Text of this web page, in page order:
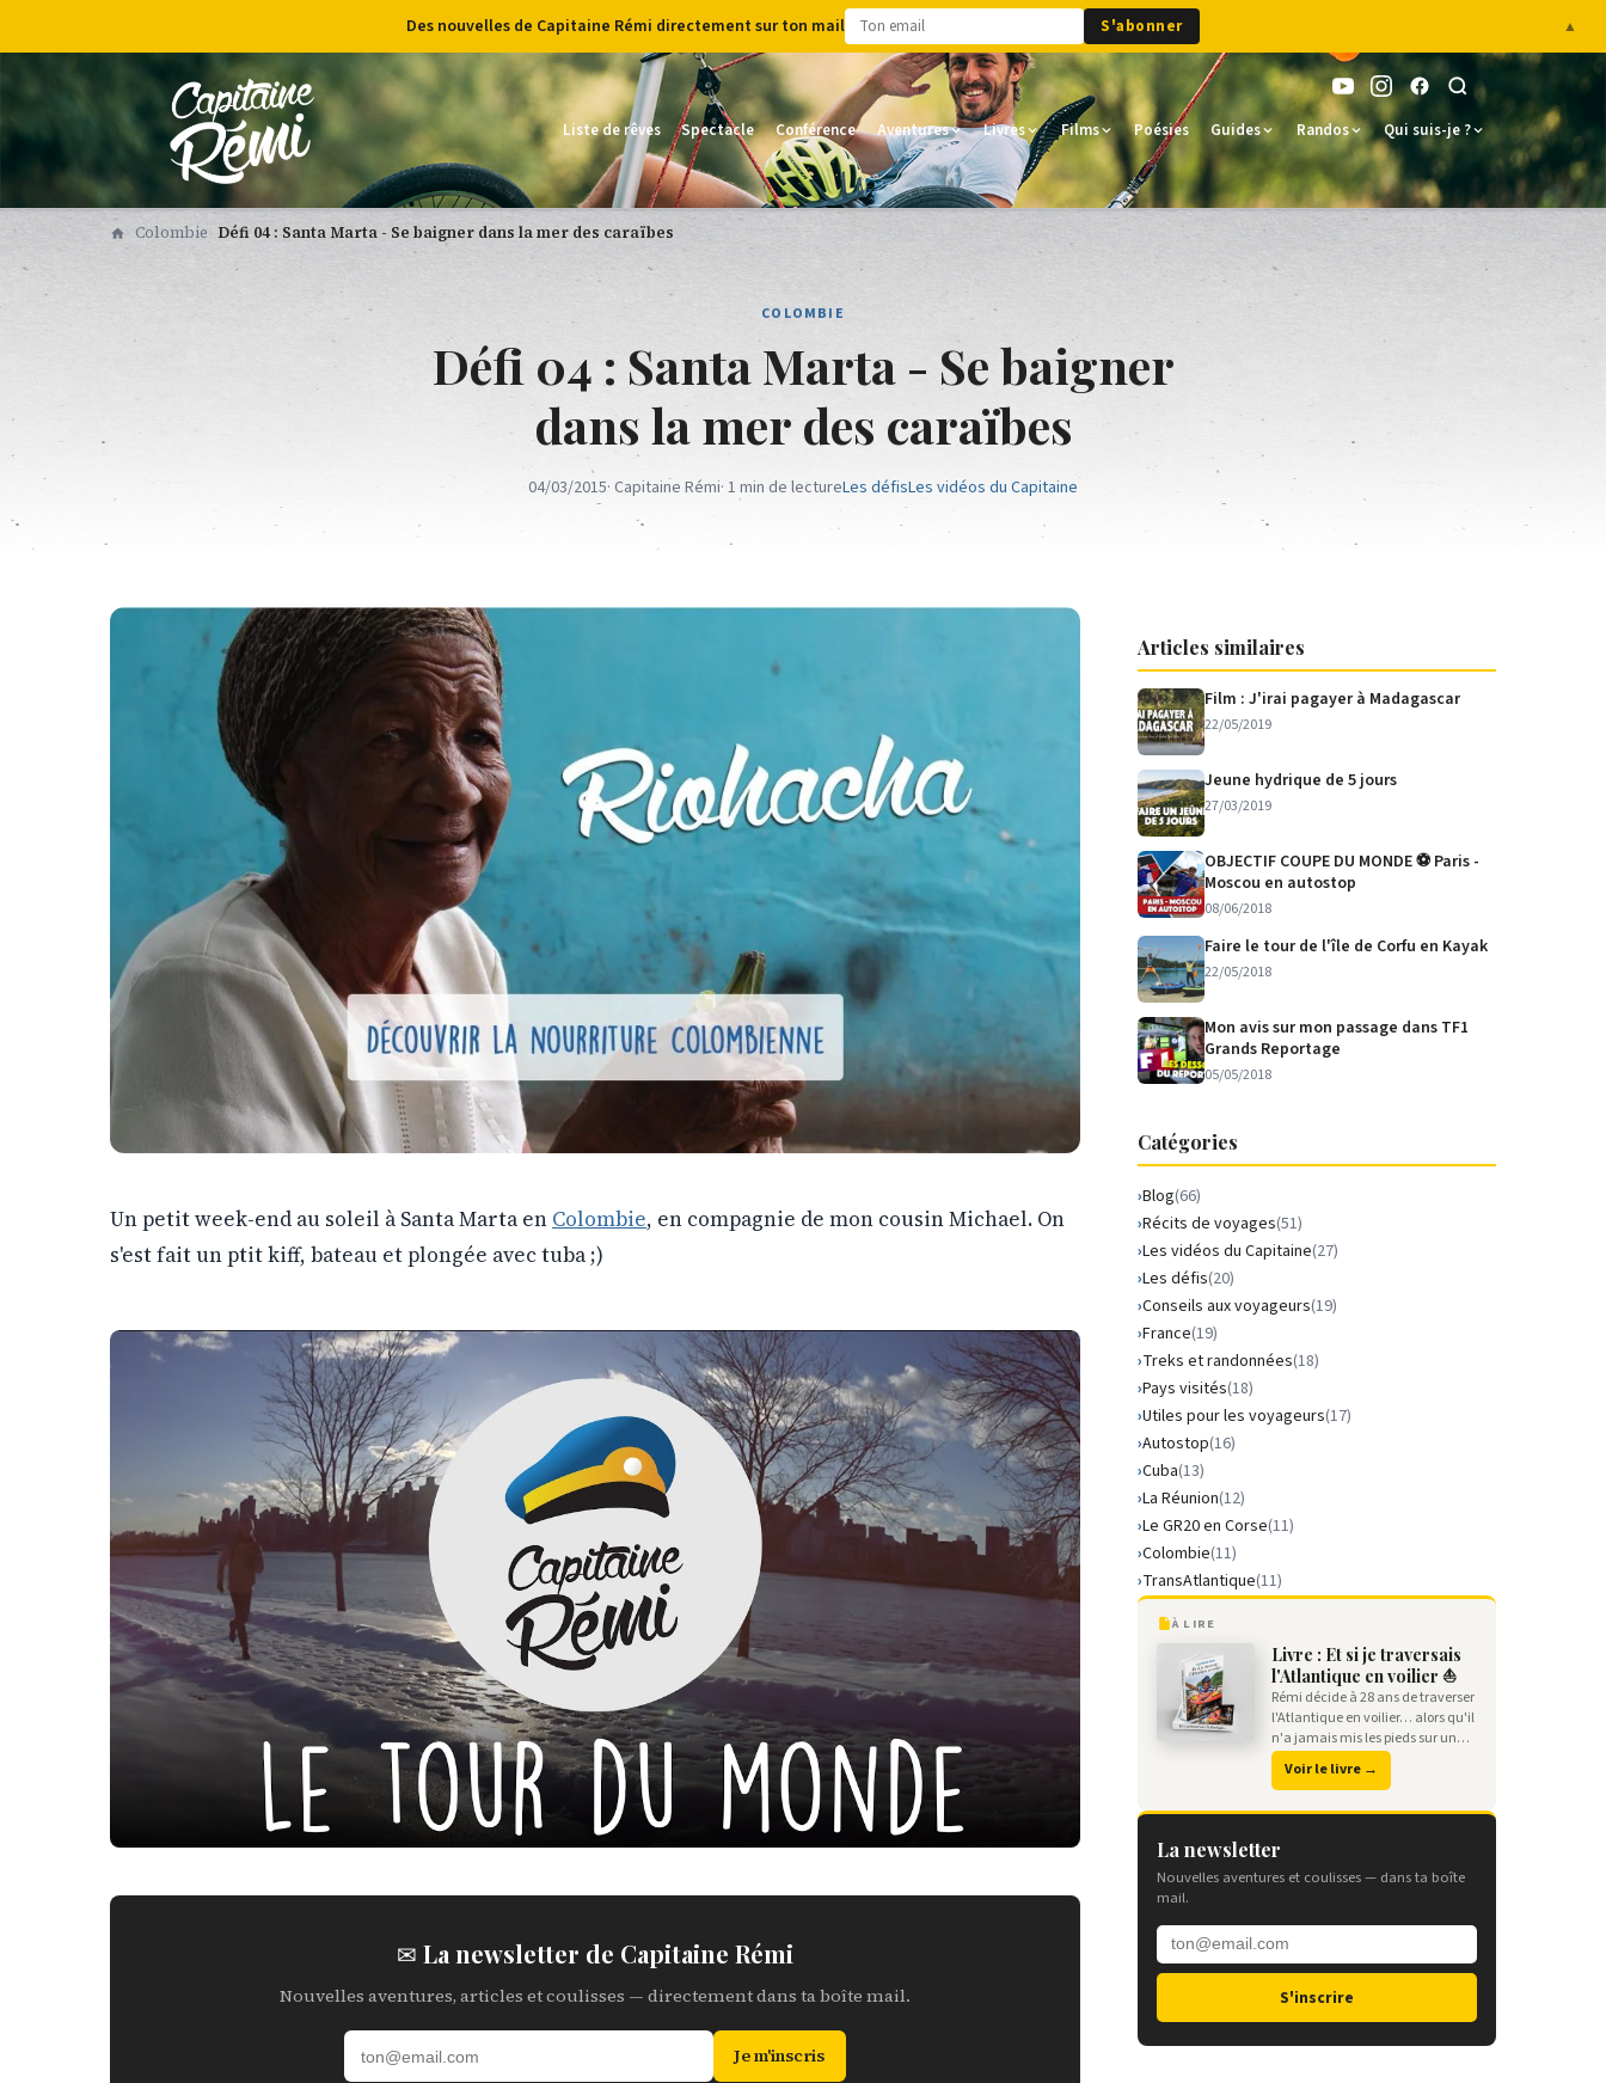
Des nouvelles de Capitaine Rémi directement sur ton mail S'abonner ▲
Liste de rêves Spectacle Conférence Aventures Livres Films Poésies Guides Randos Qui suis-je ?
Colombie Défi 04 : Santa Marta - Se baigner dans la mer des caraïbes
COLOMBIE
Défi 04 : Santa Marta - Se baigner
dans la mer des caraïbes
04/03/2015· Capitaine Rémi· 1 min de lectureLes défisLes vidéos du Capitaine
Un petit week-end au soleil à Santa Marta en Colombie, en compagnie de mon cousin Michael. On
s'est fait un ptit kiff, bateau et plongée avec tuba ;)
✉ La newsletter de Capitaine Rémi
Nouvelles aventures, articles et coulisses — directement dans ta boîte mail.
Je m'inscris
Articles similaires
Film : J'irai pagayer à Madagascar
22/05/2019
Jeune hydrique de 5 jours
27/03/2019
OBJECTIF COUPE DU MONDE ⚽️ Paris -
Moscou en autostop
08/06/2018
Faire le tour de l'île de Corfu en Kayak
22/05/2018
Mon avis sur mon passage dans TF1
Grands Reportage
05/05/2018
Catégories
Blog(66)
Récits de voyages(51)
Les vidéos du Capitaine(27)
Les défis(20)
Conseils aux voyageurs(19)
France(19)
Treks et randonnées(18)
Pays visités(18)
Utiles pour les voyageurs(17)
Autostop(16)
Cuba(13)
La Réunion(12)
Le GR20 en Corse(11)
Colombie(11)
TransAtlantique(11)
À LIRE
Livre : Et si je traversais
l'Atlantique en voilier ⛵️
Rémi décide à 28 ans de traverser
l'Atlantique en voilier… alors qu'il
n'a jamais mis les pieds sur un
bateau de sa vie. Un récit
d'aventure drôle, sincère et
sur les eaux de l'océan.
Voir le livre →
La newsletter
Nouvelles aventures et coulisses — dans ta boîte
mail.
S'inscrire